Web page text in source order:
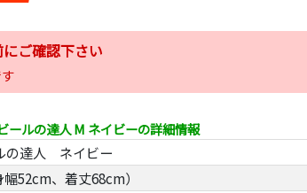
ご確認下さい
ールの達人 M ネイビーの詳細情報
の達人 ネイビー
52cm、着丈68cm）